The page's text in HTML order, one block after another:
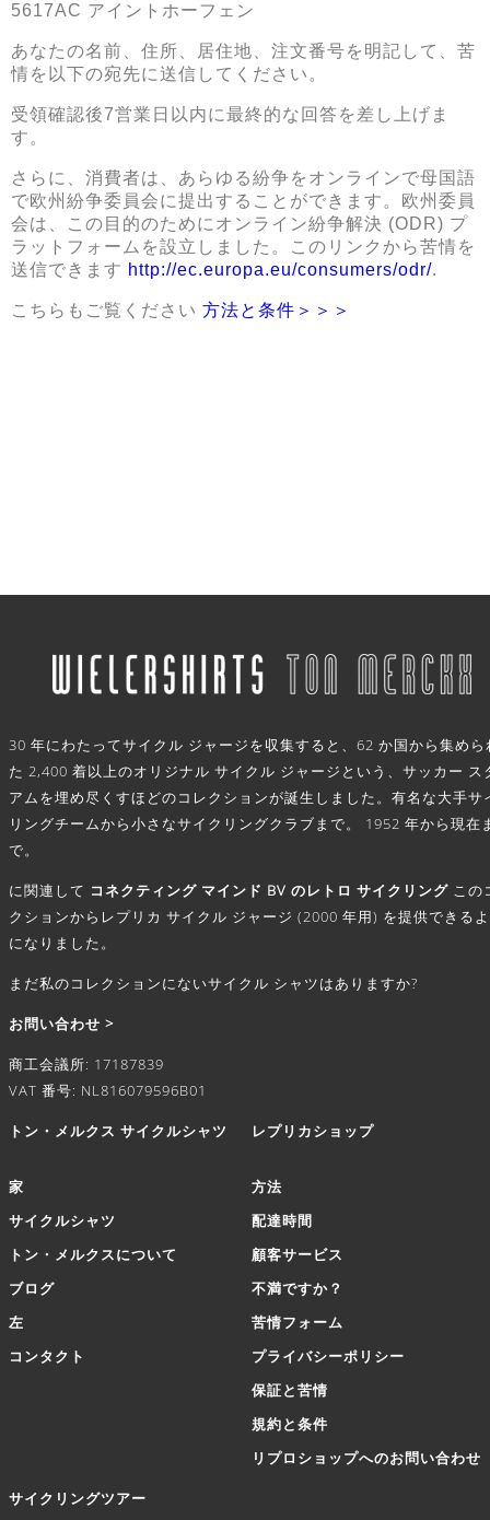
5617AC アイントホーフェン
あなたの名前、住所、居住地、注文番号を明記して、苦
情を以下の宛先に送信してください。
受領確認後7営業日以内に最終的な回答を差し上げま
す。
さらに、消費者は、あらゆる紛争をオンラインで母国語
で欧州紛争委員会に提出することができます。欧州委員
会は、この目的のためにオンライン紛争解決 (ODR) プ
ラットフォームを設立しました。このリンクから苦情を
送信できます http://ec.europa.eu/consumers/odr/.
こちらもご覧ください 方法と条件＞＞＞
30 年にわたってサイクル ジャージを収集すると、62 か国から集めら
た 2,400 着以上のオリジナル サイクル ジャージという、サッカー ス
アムを埋め尽くすほどのコレクションが誕生しました。有名な大手サ
リングチームから小さなサイクリングクラブまで。 1952 年から現在
で。
に関連して コネクティング マインド BV のレトロ サイクリング この
クションからレプリカ サイクル ジャージ (2000 年用) を提供できる
になりました。
まだ私のコレクションにないサイクル シャツはありますか?
お問い合わせ >
商工会議所: 17187839
VAT 番号: NL816079596B01
トン・メルクス サイクルシャツ
家
サイクルシャツ
トン・メルクスについて
ブログ
左
コンタクト
レプリカショップ
方法
配達時間
顧客サービス
不満ですか？
苦情フォーム
プライバシーポリシー
保証と苦情
規約と条件
リプロショップへのお問い合わせ
サイクリングツアー